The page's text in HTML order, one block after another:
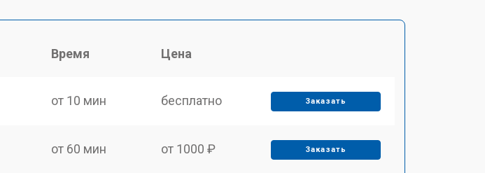
Время Цена
от 10 мин бесплатно Заказать
от 60 мин от 1000 ₽ Заказать